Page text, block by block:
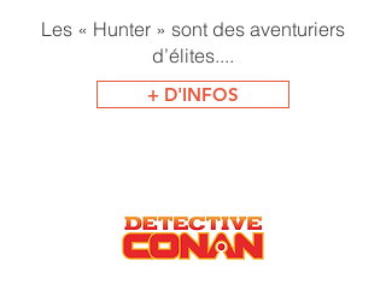
Les « Hunter » sont des aventuriers
d’élites....
+ D'INFOS